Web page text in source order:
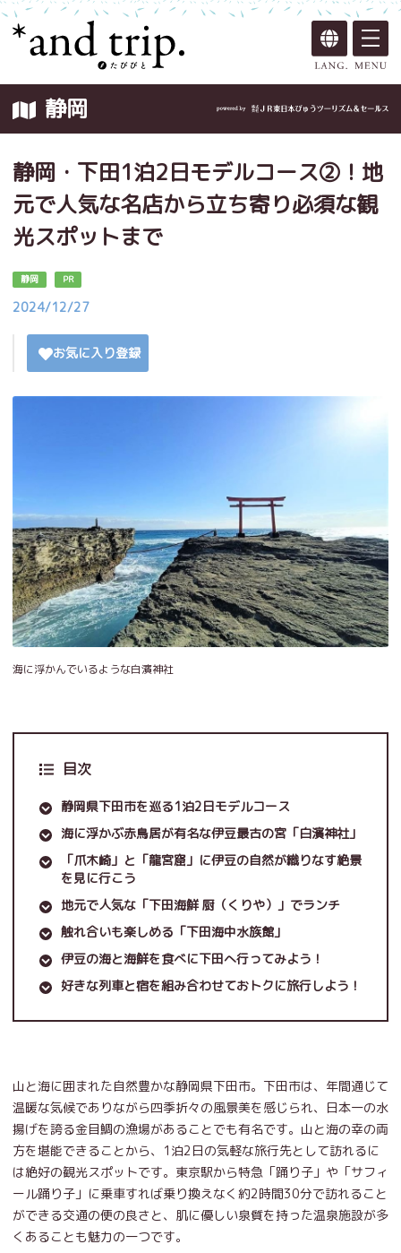
静岡
静岡・下田1泊2日モデルコース②！地
元で人気な名店から立ち寄り必須な観
光スポットまで
静岡 PR
2024/12/27
お気に入り登録
海に浮かんでいるような白濱神社
目次
静岡県下田市を巡る1泊2日モデルコース
海に浮かぶ赤鳥居が有名な伊豆最古の宮「白濱神社」
「爪木崎」と「龍宮窟」に伊豆の自然が織りなす絶景
を見に行こう
地元で人気な「下田海鮮 厨（くりや）」でランチ
触れ合いも楽しめる「下田海中水族館」
伊豆の海と海鮮を食べに下田へ行ってみよう！
好きな列車と宿を組み合わせておトクに旅行しよう！
山と海に囲まれた自然豊かな静岡県下田市。下田市は、年間通じて
温暖な気候でありながら四季折々の風景美を感じられ、日本一の水
揚げを誇る金目鯛の漁場があることでも有名です。山と海の幸の両
方を堪能できることから、1泊2日の気軽な旅行先として訪れるに
は絶好の観光スポットです。東京駅から特急「踊り子」や「サフィ
ール踊り子」に乗車すれば乗り換えなく約2時間30分で訪れること
ができる交通の便の良さと、肌に優しい泉質を持った温泉施設が多
くあることも魅力の一つです。